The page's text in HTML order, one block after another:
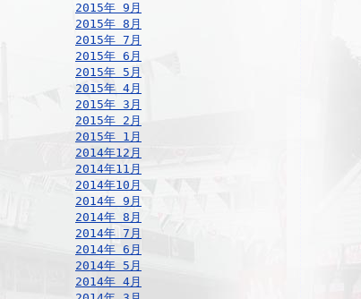
2015年 9月
2015年 8月
2015年 7月
2015年 6月
2015年 5月
2015年 4月
2015年 3月
2015年 2月
2015年 1月
2014年12月
2014年11月
2014年10月
2014年 9月
2014年 8月
2014年 7月
2014年 6月
2014年 5月
2014年 4月